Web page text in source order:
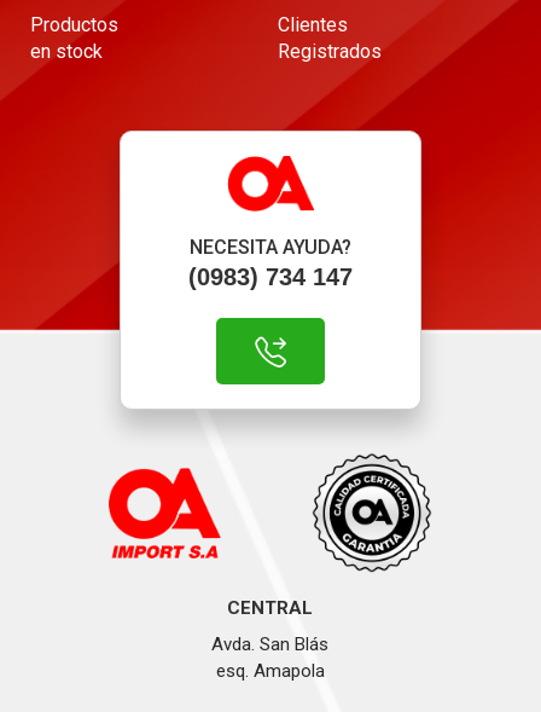
Productos
en stock
Clientes
Registrados
NECESITA AYUDA?
(0983) 734 147
CENTRAL
Avda. San Blás
esq. Amapola